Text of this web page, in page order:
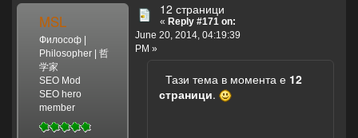
MSL
Философ |
Philosopher | 哲
学家
SEO Mod
SEO hero
member
12 страници
« Reply #171 on:
June 20, 2014, 04:19:39
PM »
Тази тема в момента е 12
страници.